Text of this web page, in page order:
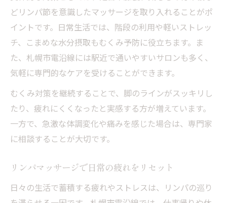
どリンパ節を意識したマッサージを取り入れることがポ
イントです。日常生活では、階段の利用や軽いストレッ
チ、こまめな水分摂取もむくみ予防に役立ちます。ま
た、札幌市電沿線には駅近で通いやすいサロンも多く、
気軽に専門的なケアを受けることができます。
むくみ対策を継続することで、脚のラインがスッキリし
たり、疲れにくくなったと実感する方が増えています。
一方で、急激な体調変化や痛みを感じた場合は、専門家
に相談することが大切です。
リンパマッサージで日常の疲れをリセット
日々の生活で蓄積する疲れやストレスは、リンパの巡り